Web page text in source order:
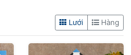
Lưới
Hàng